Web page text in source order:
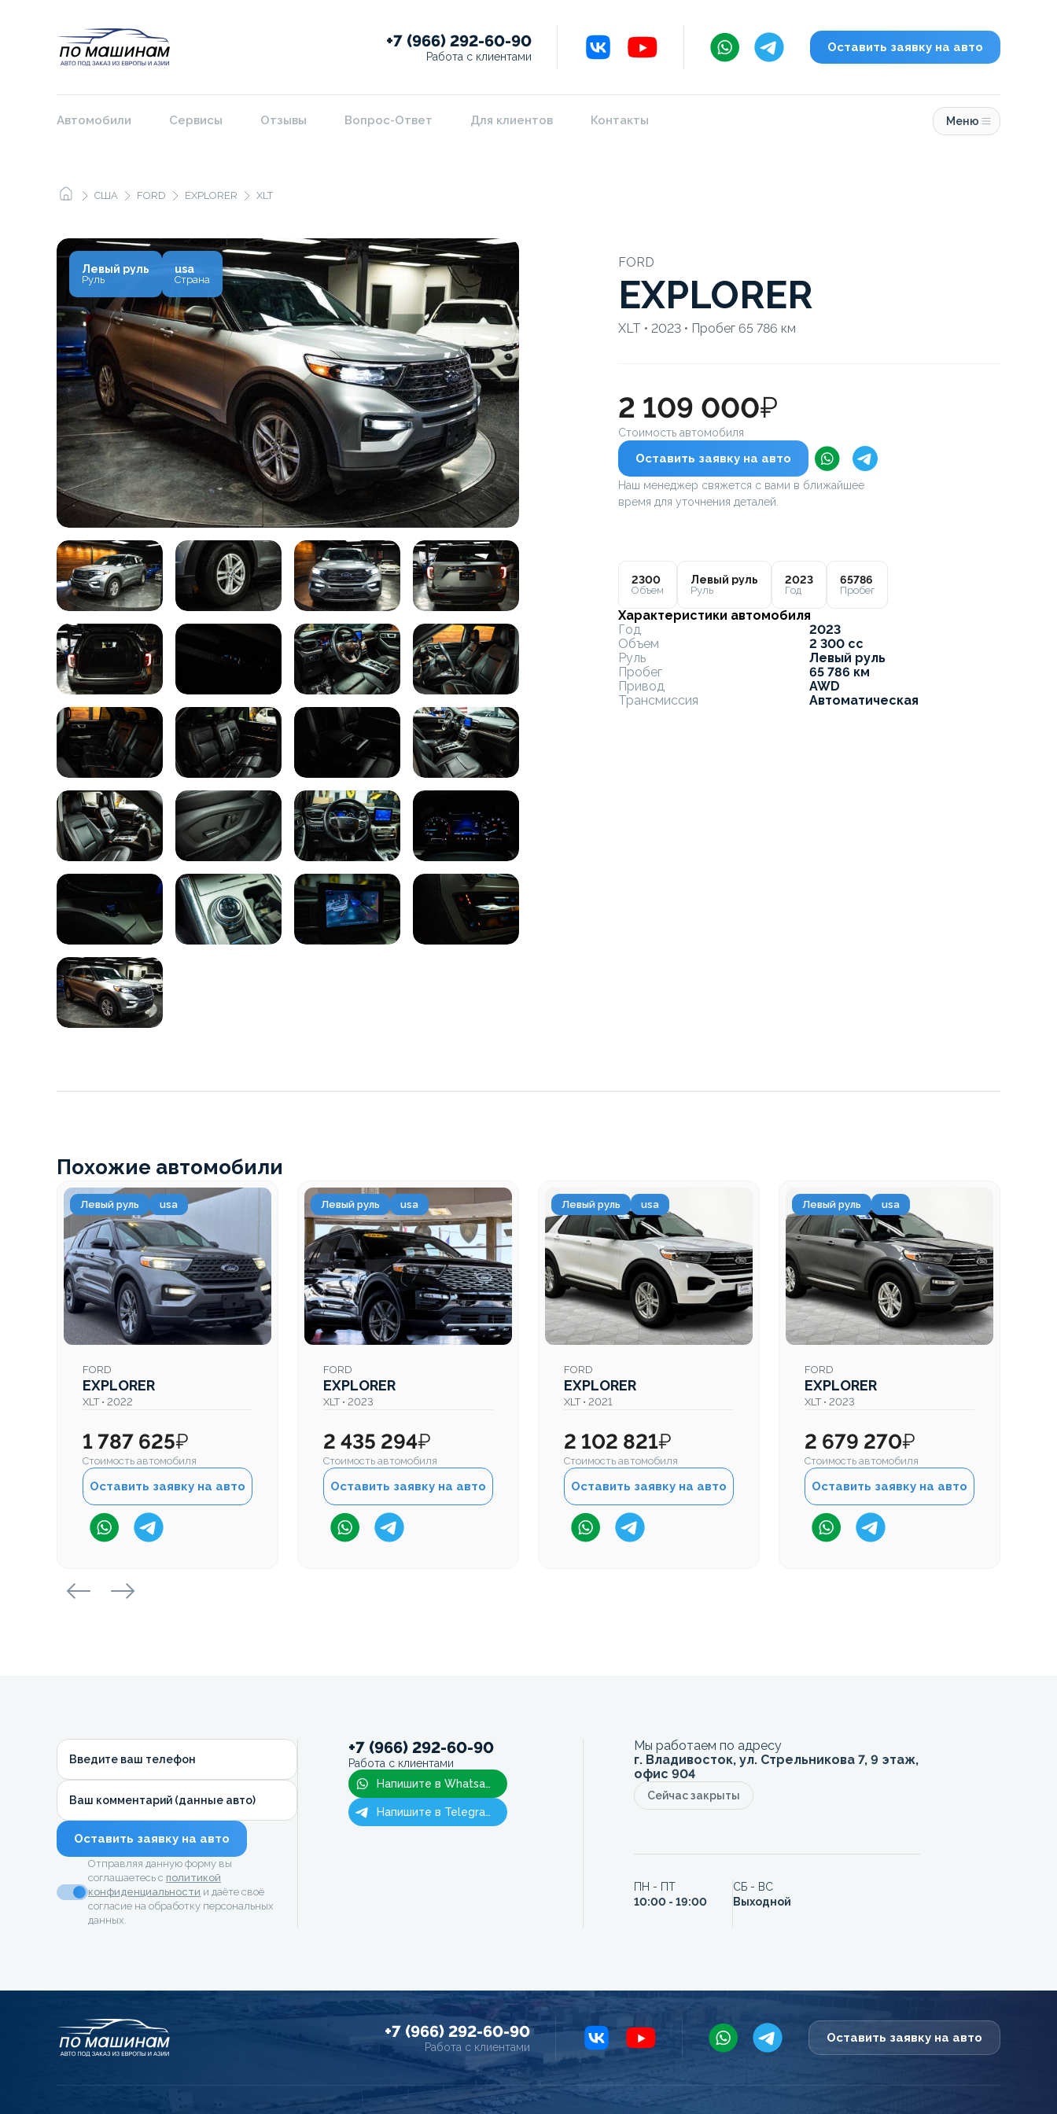
+7 (966) 292-60-90
Работа с клиентами
Оставить заявку на авто
Автомобили Сервисы Отзывы Вопрос-Ответ Для клиентов Контакты Меню
США FORD EXPLORER XLT
FORD
EXPLORER
XLT • 2023 • Пробег 65 786 км
Левый руль
Руль
usa
Страна
2 109 000₽
Стоимость автомобиля
Оставить заявку на авто
Наш менеджер свяжется с вами в ближайшее
время для уточнения деталей.
2300
Объем
Левый руль
Руль
2023
Год
65786
Пробег
Характеристики автомобиля
Год
2023
Объем
2 300 cc
Руль
Левый руль
Пробег
65 786 км
Привод
AWD
Трансмиссия
Автоматическая
Похожие автомобили
Левый руль usa
FORD
EXPLORER
XLT • 2022
1 787 625₽
Стоимость автомобиля
Оставить заявку на авто
Левый руль usa
FORD
EXPLORER
XLT • 2023
2 435 294₽
Стоимость автомобиля
Оставить заявку на авто
Левый руль usa
FORD
EXPLORER
XLT • 2021
2 102 821₽
Стоимость автомобиля
Оставить заявку на авто
Левый руль usa
FORD
EXPLORER
XLT • 2023
2 679 270₽
Стоимость автомобиля
Оставить заявку на авто
Введите ваш телефон
Ваш комментарий (данные авто)
Оставить заявку на авто
Отправляя данную форму вы
соглашаетесь с политикой
конфиденциальности и даёте своё
согласие на обработку персональных
данных.
+7 (966) 292-60-90
Работа с клиентами
Напишите в Whatsapp
Напишите в Telegram
Мы работаем по адресу
г. Владивосток, ул. Стрельникова 7, 9 этаж,
офис 904
Сейчас закрыты
ПН - ПТ
10:00 - 19:00
СБ - ВС
Выходной
+7 (966) 292-60-90
Работа с клиентами
Оставить заявку на авто